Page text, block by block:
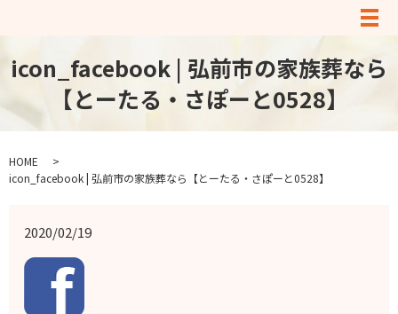
メ
icon_facebook | 弘前市の家族葬なら
【とーたる・さぽーと0528】
HOME
icon_facebook | 弘前市の家族葬なら【とーたる・さぽーと0528】
2020/02/19